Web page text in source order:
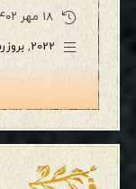
۱۸ مهر ۱۴۰۲
2022
,